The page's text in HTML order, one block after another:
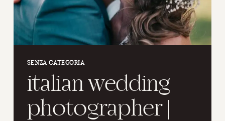
SENZA CATEGORIA
italian wedding
photographer |